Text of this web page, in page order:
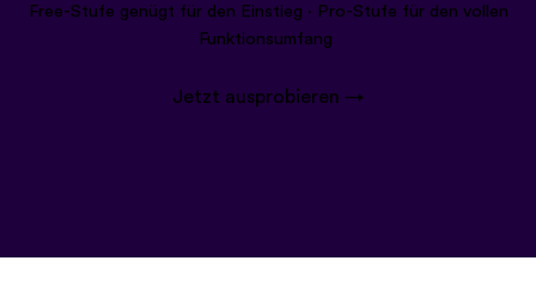
Free-Stufe genügt für den Einstieg · Pro-Stufe für den vollen
Funktionsumfang
Jetzt ausprobieren →